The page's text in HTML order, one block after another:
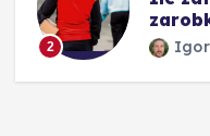
2